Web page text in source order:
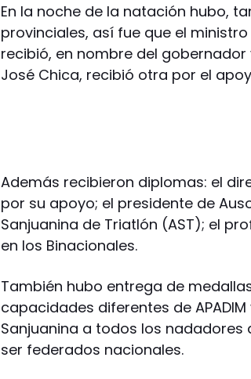
En la noche de la natación hubo,
provinciales, así fue que el
recibió, en nombre del
José Chica, recibió otra por el
Además recibieron diplomas: el
por su apoyo; el presidente de
Sanjuanina de Triatlón (AST); el
en los Binacionales.
También hubo entrega de
capacidades diferentes de
Sanjuanina a todos los
ser federados nacionales.